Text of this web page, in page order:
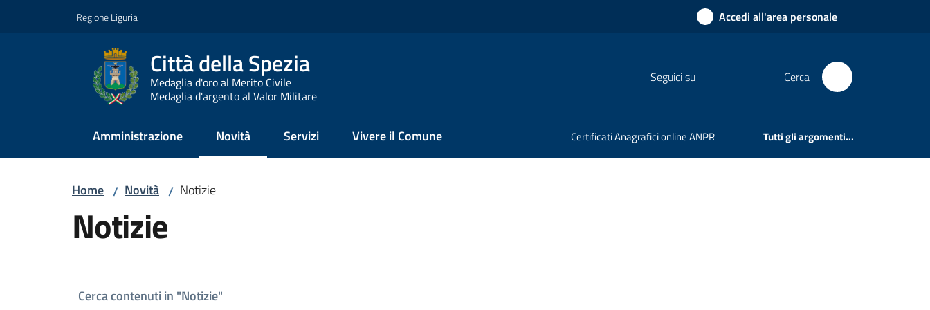
Regione Liguria Accedi all'area personale
Città della Spezia
Medaglia d'oro al Merito Civile
Medaglia d'argento al Valor Militare
Seguici su Cerca
Amministrazione Novità
Menu selezionato
Servizi Vivere il Comune Certificati Anagrafici online ANPR Tutti gli argomenti...
Home / Novità / Notizie
Notizie